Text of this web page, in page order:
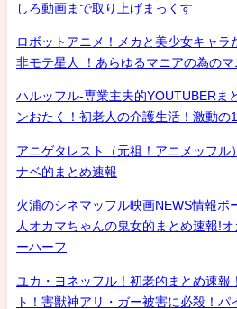
しろ動画まで取り上げまっくす
ロボットアニメ！メカと美少女キャラ
非モテ星人 ！あらゆるマニアの為のマ
ハルッフル-専業主夫的YOUTUBERま
ンおたく！初老人の介護生活！激動の
アニゲタレスト（元祖！アニメッフ
ナベ的まとめ速報
火浦のシネマッフル映画NEWS情報ポ
人オカマちゃんの鬼女的まとめ速報!
ーハーフ
ユカ・ヨネッフル！初老的まとめ速報
ト！害獣神アリ・ガー被害に必殺！パ